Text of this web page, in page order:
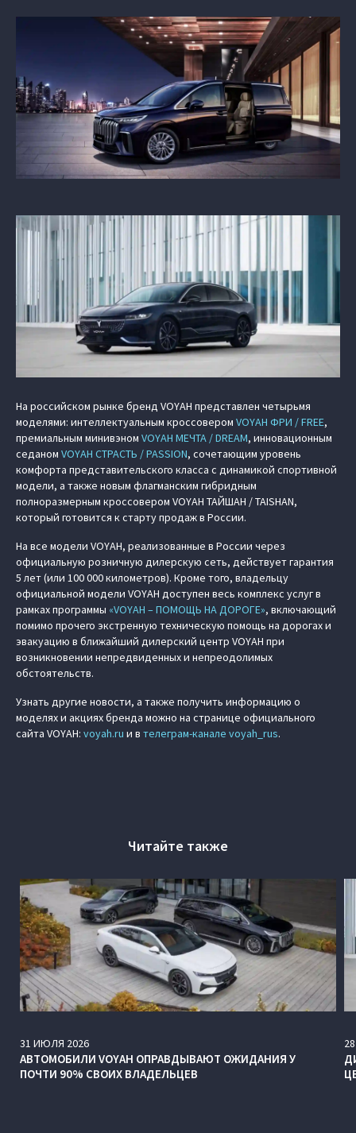
На российском рынке бренд VOYAH представлен четырьмя
моделями: интеллектуальным кроссовером VOYAH ФРИ / FREE,
премиальным минивэном VOYAH МЕЧТА / DREAM, инновационным
седаном VOYAH СТРАСТЬ / PASSION, сочетающим уровень
комфорта представительского класса с динамикой спортивной
модели, а также новым флагманским гибридным
полноразмерным кроссовером VOYAH ТАЙШАН / TAISHAN,
который готовится к старту продаж в России.
На все модели VOYAH, реализованные в России через
официальную розничную дилерскую сеть, действует гарантия
5 лет (или 100 000 километров). Кроме того, владельцу
официальной модели VOYAH доступен весь комплекс услуг в
рамках программы «VOYAH – ПОМОЩЬ НА ДОРОГЕ», включающий
помимо прочего экстренную техническую помощь на дорогах и
эвакуацию в ближайший дилерский центр VOYAH при
возникновении непредвиденных и непреодолимых
обстоятельств.
Узнать другие новости, а также получить информацию о
моделях и акциях бренда можно на странице официального
сайта VOYAH: voyah.ru и в телеграм-канале voyah_rus.
Читайте также
31 ИЮЛЯ 2026
АВТОМОБИЛИ VOYAH ОПРАВДЫВАЮТ ОЖИДАНИЯ У
ПОЧТИ 90% СВОИХ ВЛАДЕЛЬЦЕВ
28